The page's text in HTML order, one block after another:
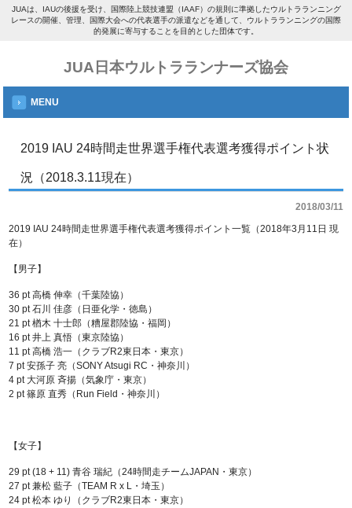
JUAは、IAUの後援を受け、国際陸上競技連盟（IAAF）の規則に準拠したウルトラランニング
レースの開催、管理、国際大会への代表選手の派遣などを通して、ウルトラランニングの国際
的発展に寄与することを目的とした団体です。
JUA日本ウルトラランナーズ協会
MENU
2019 IAU 24時間走世界選手権代表選考獲得ポイント状
況（2018.3.11現在）
2018/03/11
2019 IAU 24時間走世界選手権代表選考獲得ポイント一覧（2018年3月11日 現
在）
【男子】
36 pt 高橋 伸幸（千葉陸協）
30 pt 石川 佳彦（日亜化学・徳島）
21 pt 楢木 十士郎（糟屋郡陸協・福岡）
16 pt 井上 真悟（東京陸協）
11 pt 高橋 浩一（クラブR2東日本・東京）
7 pt 安孫子 亮（SONY Atsugi RC・神奈川）
4 pt 大河原 斉揚（気象庁・東京）
2 pt 篠原 直秀（Run Field・神奈川）
【女子】
29 pt (18 + 11) 青谷 瑞紀（24時間走チームJAPAN・東京）
27 pt 兼松 藍子（TEAM R x L・埼玉）
24 pt 松本 ゆり（クラブR2東日本・東京）